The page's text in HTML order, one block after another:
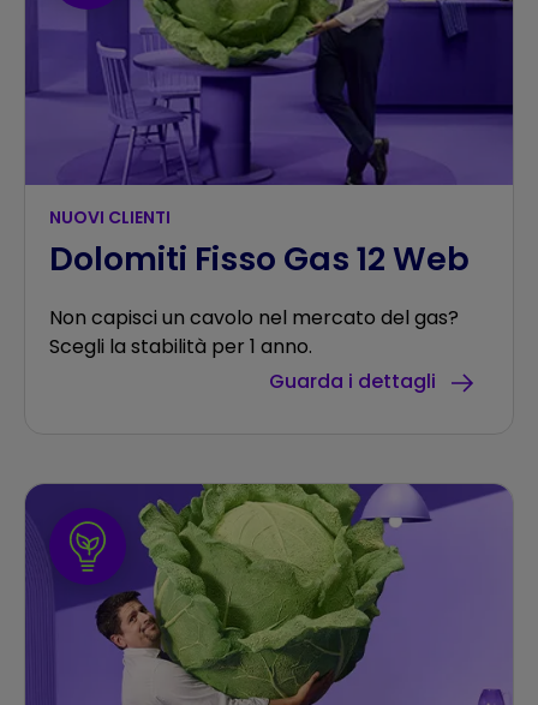
NUOVI CLIENTI
Dolomiti Fisso Gas 12 Web
Non capisci un cavolo nel mercato del gas?
Scegli la stabilità per 1 anno.
Guarda i dettagli